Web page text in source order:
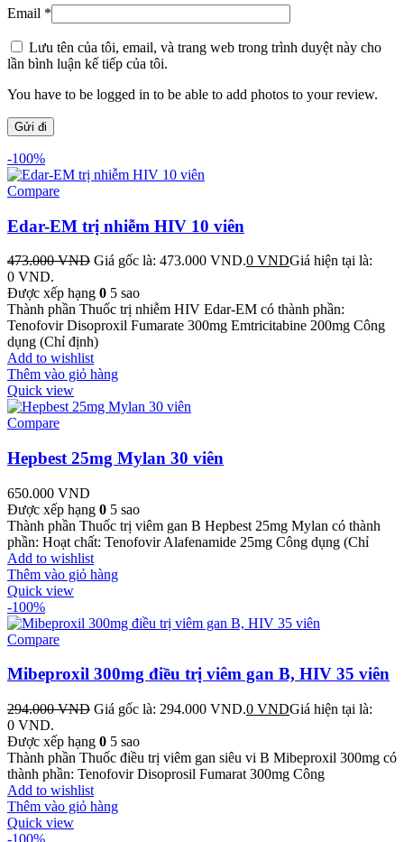
Email *
Lưu tên của tôi, email, và trang web trong trình duyệt này cho
lần bình luận kế tiếp của tôi.
You have to be logged in to be able to add photos to your review.
-100%
Compare
Edar-EM trị nhiễm HIV 10 viên
473.000VND Giá gốc là: 473.000 VND.0 VNDGiá hiện tại là:
0 VND.
Được xếp hạng 0 5 sao
Thành phần Thuốc trị nhiễm HIV Edar-EM có thành phần:
Tenofovir Disoproxil Fumarate 300mg Emtricitabine 200mg Công
dụng (Chỉ định)
Add to wishlist
Thêm vào giỏ hàng
Quick view
Compare
Hepbest 25mg Mylan 30 viên
650.000 VND
Được xếp hạng 0 5 sao
Thành phần Thuốc trị viêm gan B Hepbest 25mg Mylan có thành
phần: Hoạt chất: Tenofovir Alafenamide 25mg Công dụng (Chỉ
Add to wishlist
Thêm vào giỏ hàng
Quick view
-100%
Compare
Mibeproxil 300mg điều trị viêm gan B, HIV 35 viên
294.000VND Giá gốc là: 294.000 VND.0 VNDGiá hiện tại là:
0 VND.
Được xếp hạng 0 5 sao
Thành phần Thuốc điều trị viêm gan siêu vi B Mibeproxil 300mg có
thành phần: Tenofovir Disoprosil Fumarat 300mg Công
Add to wishlist
Thêm vào giỏ hàng
Quick view